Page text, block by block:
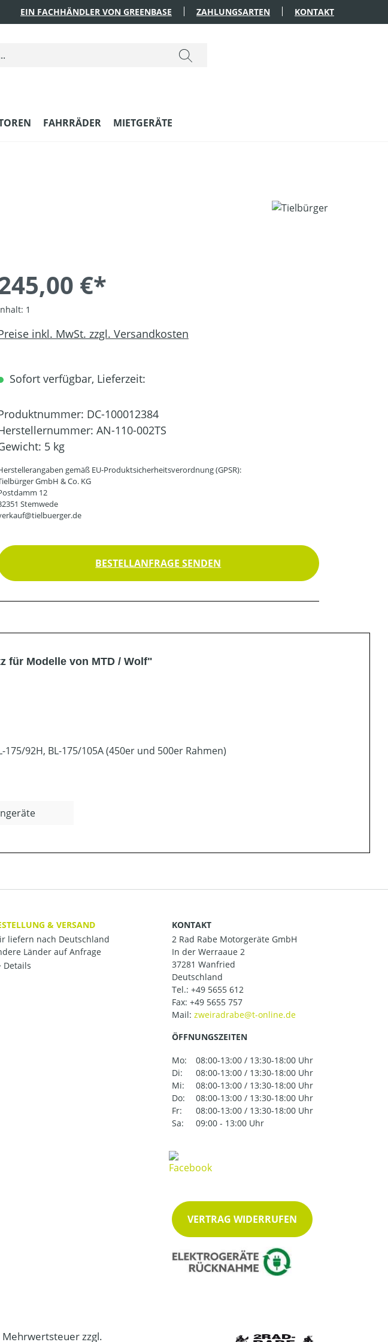
EIN FACHHÄNDLER VON GREENBASE ZAHLUNGSARTEN KONTAKT
FAHRRÄDER MIETGERÄTE
€*
1
inkl. MwSt. zzgl. Versandkosten
Sofort verfügbar, Lieferzeit:
DC-100012384
AN-110-002TS
5 kg
gemäß EU-Produktsicherheitsverordnung (GPSR):
GmbH & Co. KG
12
Stemwede
BESTELLANFRAGE SENDEN
für Modelle von MTD / Wolf"
175/92H, BL-175/105A (450er und 500er Rahmen)
& VERSAND
liefern nach Deutschland
Länder auf Anfrage
Details
KONTAKT
2 Rad Rabe Motorgeräte GmbH
In der Werraaue 2
37281 Wanfried
Deutschland
Tel.: +49 5655 612
Fax: +49 5655 757
Mail:
ÖFFNUNGSZEITEN
Mo:
08:00-13:00 / 13:30-18:00 Uhr
Di:
08:00-13:00 / 13:30-18:00 Uhr
Mi:
08:00-13:00 / 13:30-18:00 Uhr
Do:
08:00-13:00 / 13:30-18:00 Uhr
Fr:
08:00-13:00 / 13:30-18:00 Uhr
Sa:
09:00 - 13:00 Uhr
VERTRAG WIDERRUFEN
zzgl.